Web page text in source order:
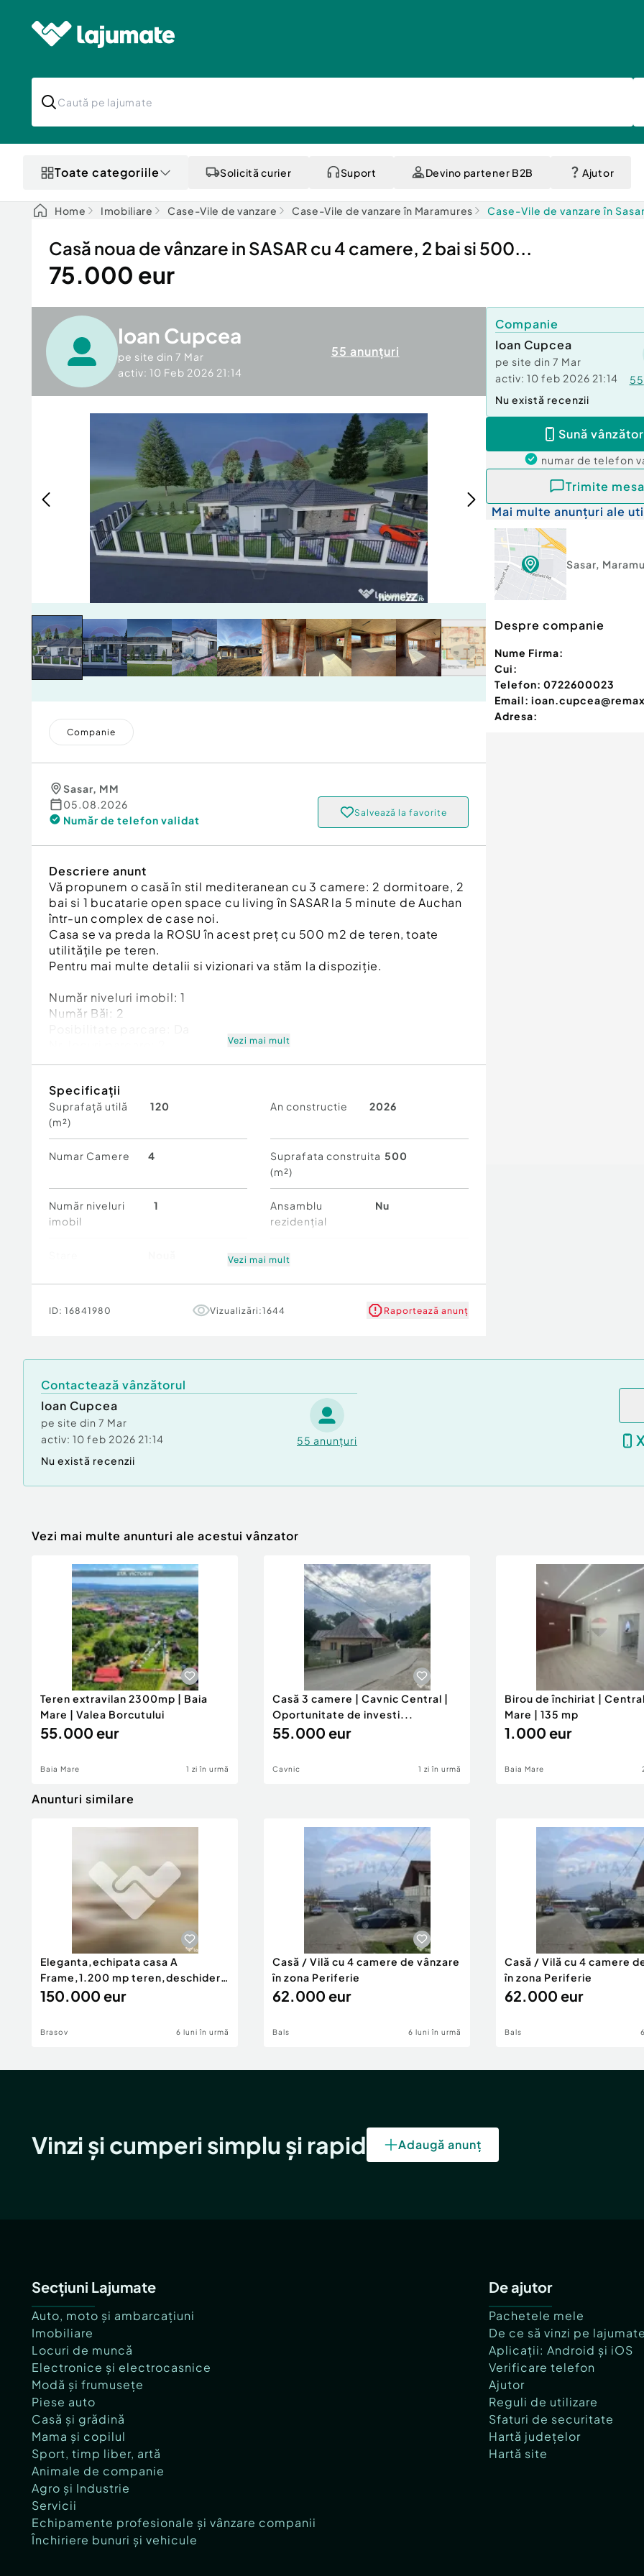
Toate categoriile Solicită curier Suport Devino partener B2B Ajutor
Home Imobiliare Case-Vile de vanzare Case-Vile de vanzare în Maramures Case-Vile de vanzare în
Casă noua de vânzare in SASAR cu 4 camere, 2 bai si 500...
75.000 eur
Ioan Cupcea
pe site din 7 Mar
activ: 10 Feb 2026 21:14
55 anunțuri
Companie
Sasar, MM
05.08.2026
Număr de telefon validat
Salvează la favorite
Descriere anunt
Vă propunem o casă în stil mediteranean cu 3 camere: 2 dormitoare, 2
bai si 1 bucatarie open space cu living în SASAR la 5 minute de Auchan
într-un complex de case noi.
Casa se va preda la ROSU în acest preț cu 500 m2 de teren, toate
utilitățile pe teren.
Pentru mai multe detalii si vizionari va stăm la dispoziție.
Număr niveluri imobil:1
Număr Băi: 2
Canalizare
Gaz
Vezi mai mult
Specificații
Suprafață utilă
(m²)
120 An constructie 2026
Numar Camere 4
Suprafata construita
(m²)
500
Număr niveluri
imobil
1
Ansamblu
rezidențial
Nu
Vezi mai mult
ID: 16841980 Vizualizări:1644 Raportează anunț
Companie
Ioan Cupcea
pe site din 7 Mar
activ: 10 feb 2026 21:14
55
Nu există recenzii
Sună
numar de telefon
Trimite
Mai multe anunțuri ale
Sasar,
Despre companie
Nume Firma:
Cui:
Telefon: 0722600023
Email:
Adresa:
Contactează vânzătorul
Ioan Cupcea
pe site din 7 Mar
activ: 10 feb 2026 21:14 55 anunțuri
Nu există recenzii
Vezi mai multe anunturi ale acestui vânzator
Teren extravilan 2300mp | Baia
Mare | Valea Borcutului
55.000 eur
Baia Mare 1 zi în urmă
Casă 3 camere | Cavnic Central |
Oportunitate de investi...
55.000 eur
Cavnic 1 zi în urmă
Birou de închiriat |
Mare | 135 mp
1.000 eur
Baia Mare
Anunturi similare
Eleganta,echipata casa A
Frame,1.200 mp teren,deschidere
Pia
150.000 eur
Brasov 6 luni în urmă
Casă / Vilă cu 4 camere de vânzare
în zona Periferie
62.000 eur
Bals 6 luni în urmă
Casă / Vilă cu 4 camere
în zona Periferie
62.000 eur
Bals
Vinzi și cumperi simplu și rapid Adaugă anunț
Secțiuni Lajumate
Auto, moto și ambarcațiuni
Imobiliare
Locuri de muncă
Electronice și electrocasnice
Modă și frumusețe
Piese auto
Casă și grădină
Mama și copilul
Sport, timp liber, artă
Animale de companie
Agro și Industrie
Servicii
Echipamente profesionale și vânzare companii
Închiriere bunuri și vehicule
De ajutor
Pachetele mele
De ce să vinzi pe
Aplicații: Android și iOS
Verificare telefon
Ajutor
Reguli de utilizare
Sfaturi de securitate
Hartă județelor
Hartă site